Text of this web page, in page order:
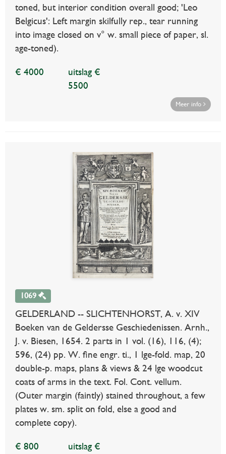
toned, but interior condition overall good; 'Leo
Belgicus': Left margin skilfully rep., tear running
into image closed on v° w. small piece of paper, sl.
age-toned).
€ 4000
uitslag €
5500
Meer info
1069
GELDERLAND -- SLICHTENHORST, A. v. XIV
Boeken van de Geldersse Geschiedenissen. Arnh.,
J. v. Biesen, 1654. 2 parts in 1 vol. (16), 116, (4);
596, (24) pp. W. fine engr. ti., 1 lge-fold. map, 20
double-p. maps, plans & views & 24 lge woodcut
coats of arms in the text. Fol. Cont. vellum.
(Outer margin (faintly) stained throughout, a few
plates w. sm. split on fold, else a good and
complete copy).
€ 800
uitslag €